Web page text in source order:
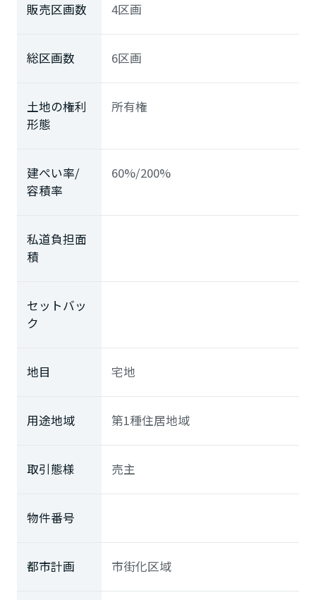
販売区画数 4区画
総区画数 6区画
土地の権利
形態
所有権
建ぺい率/
容積率
60%/200%
私道負担面
積
セットバッ
ク
地目 宅地
用途地域 第1種住居地域
取引態様 売主
物件番号
都市計画 市街化区域